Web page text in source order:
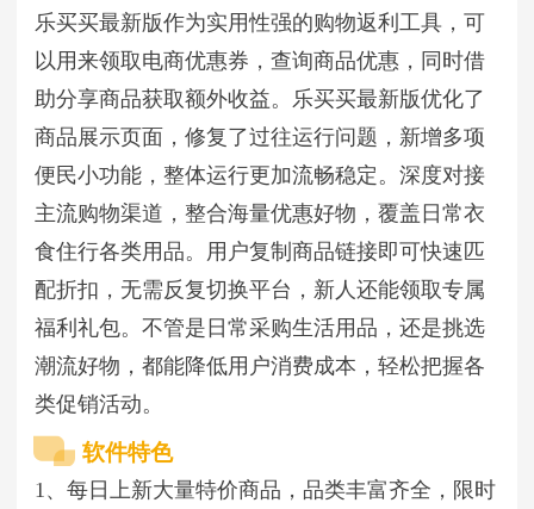
乐买买最新版作为实用性强的购物返利工具，可
以用来领取电商优惠券，查询商品优惠，同时借
助分享商品获取额外收益。乐买买最新版优化了
商品展示页面，修复了过往运行问题，新增多项
便民小功能，整体运行更加流畅稳定。深度对接
主流购物渠道，整合海量优惠好物，覆盖日常衣
食住行各类用品。用户复制商品链接即可快速匹
配折扣，无需反复切换平台，新人还能领取专属
福利礼包。不管是日常采购生活用品，还是挑选
潮流好物，都能降低用户消费成本，轻松把握各
类促销活动。
软件特色
1、每日上新大量特价商品，品类丰富齐全，限时